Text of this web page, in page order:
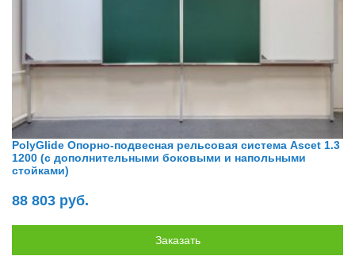
PolyGlide Опорно-подвесная рельсовая система Ascet 1.3
1200 (с дополнительными боковыми и напольными
стойками)
88 803 руб.